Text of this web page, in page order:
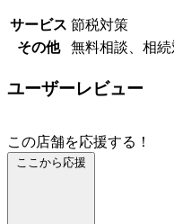
サービス 節税対策
その他
無料相談、相
ユーザーレビュー
この店舗を応援する！
ここから応援